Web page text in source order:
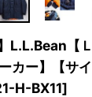
L.L.Bean【
カー】【サイ
H-BX11]